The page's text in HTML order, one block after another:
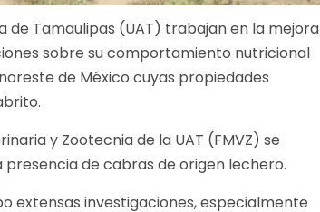
de Tamaulipas (UAT) trabajan en la mejora
sobre su comportamiento nutricional
de México cuyas propiedades
y Zootecnia de la UAT (FMVZ) se
de cabras de origen lechero.
extensas investigaciones, especialmente